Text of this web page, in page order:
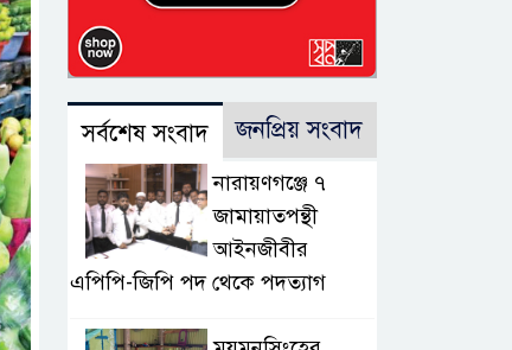
সর্বশেষ সংবাদ জনপ্রিয় সংবাদ
নারায়ণগঞ্জে ৭
জামায়াতপন্থী
আইনজীবীর
এপিপি-জিপি পদ থেকে পদত্যাগ